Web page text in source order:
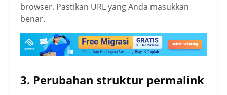
browser. Pastikan URL yang Anda masukkan
benar.
3. Perubahan struktur permalink